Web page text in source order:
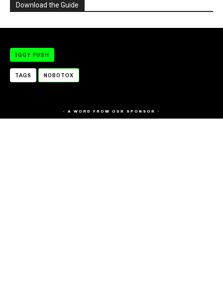
Download the Guide
IGGY PUSH
TAGS NOBOTOX
- A WORD FROM OUR SPONSOR -